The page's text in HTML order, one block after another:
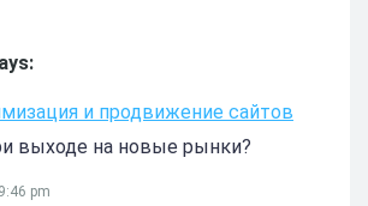
и продвижение сайтов
выходе на новые рынки?
pm